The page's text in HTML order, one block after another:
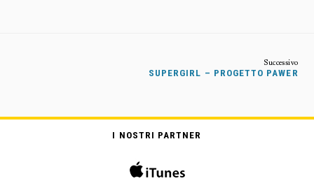
SUPERGIRL – PROGETTO PAWER
I NOSTRI PARTNER